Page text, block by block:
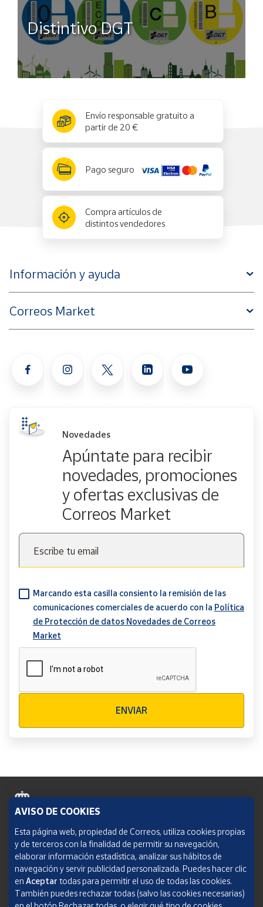
Distintivo DGT
Envío responsable gratuito a
partir de 20 €
Pago seguro
Compra artículos de
distintos vendedores
Información y ayuda
Correos Market
Novedades
Apúntate para recibir
novedades, promociones
y ofertas exclusivas de
Correos Market
Escribe tu email
Marcando esta casilla consiento la remisión de las
comunicaciones comerciales de acuerdo con la Política
de Protección de datos Novedades de Correos
Market
ENVIAR
Política de cookies
Aviso legal
Condiciones del servicio
Política de Privacidad Web
AVISO DE COOKIES
Esta página web, propiedad de Correos, utiliza cookies propias
y de terceros con la finalidad de permitir su navegación,
elaborar información estadística, analizar sus hábitos de
navegación y servir publicidad personalizada. Puedes hacer clic
en Aceptar todas para permitir el uso de todas las cookies.
También puedes rechazar todas (salvo las cookies necesarias)